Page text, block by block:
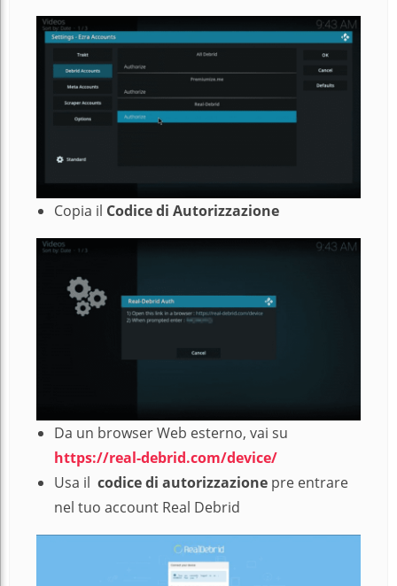
Copia il Codice di Autorizzazione
Da un browser Web esterno, vai su
https://real-debrid.com/device/
Usa il codice di autorizzazione pre entrare
nel tuo account Real Debrid